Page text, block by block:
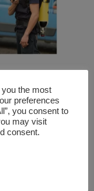
Για Χρήση
the most
preferences
you consent to
may visit
consent.